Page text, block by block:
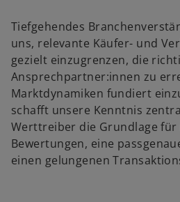
Tiefgehendes
uns, relevante Käufer- und
gezielt einzugrenzen, die
Ansprechpartner:innen zu
Marktdynamiken fundiert
schafft unsere Kenntnis
Werttreiber die Grundlage für
Bewertungen, eine
einen gelungenen